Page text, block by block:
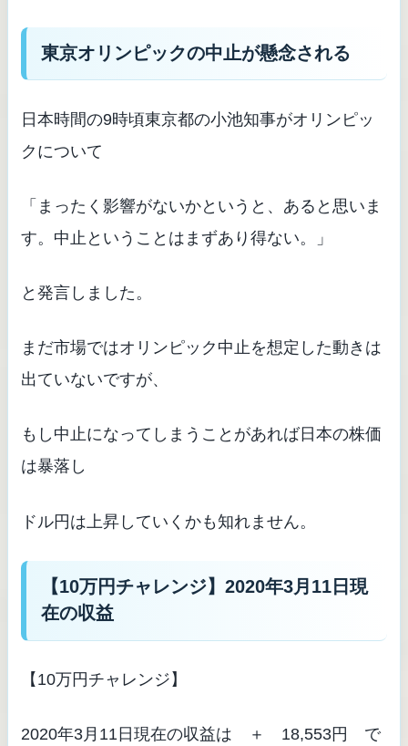
東京オリンピックの中止が懸念される
日本時間の9時頃東京都の小池知事がオリンピッ
クについて
「まったく影響がないかというと、あると思いま
す。中止ということはまずあり得ない。」
と発言しました。
まだ市場ではオリンピック中止を想定した動きは
出ていないですが、
もし中止になってしまうことがあれば日本の株価
は暴落し
ドル円は上昇していくかも知れません。
【10万円チャレンジ】2020年3月11日現
在の収益
【10万円チャレンジ】
2020年3月11日現在の収益は ＋ 18,553円 で